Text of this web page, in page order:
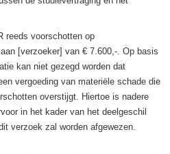
reeds voorschotten op
[verzoeker] van € 7.600,-. Op basis
kan niet gezegd worden dat
vergoeding van materiële schade die
overstijgt. Hiertoe is nadere
in het kader van het deelgeschil
verzoek zal worden afgewezen.